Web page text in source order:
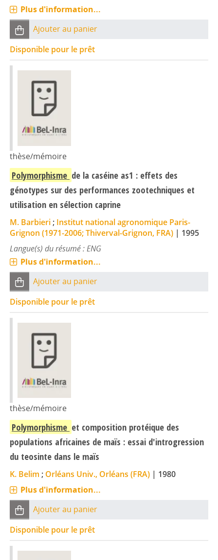
Plus d'information...
Ajouter au panier
Disponible pour le prêt
thèse/mémoire
Polymorphisme de la caséine as1 : effets des
génotypes sur des performances zootechniques et
utilisation en sélection caprine
M. Barbieri ; Institut national agronomique Paris-
Grignon (1971-2006; Thiverval-Grignon, FRA) | 1995
Langue(s) du résumé : ENG
Plus d'information...
Ajouter au panier
Disponible pour le prêt
thèse/mémoire
Polymorphisme et composition protéique des
populations africaines de maïs : essai d'introgression
du teosinte dans le maïs
K. Belim ; Orléans Univ., Orléans (FRA) | 1980
Plus d'information...
Ajouter au panier
Disponible pour le prêt